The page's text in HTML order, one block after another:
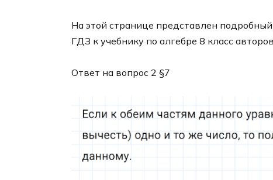
На этой странице представлен
ГДЗ к учебнику по алгебре 8 класс
Ответ на вопрос 2 §7